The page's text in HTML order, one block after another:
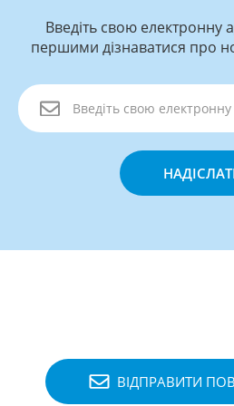
Введіть свою
першими дізнаватися про
ВІДПРАВИТИ